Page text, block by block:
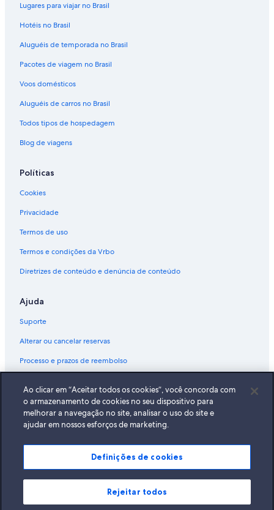
Lugares para viajar no Brasil
Hotéis no Brasil
Aluguéis de temporada no Brasil
Pacotes de viagem no Brasil
Voos domésticos
Aluguéis de carros no Brasil
Todos tipos de hospedagem
Blog de viagens
Políticas
Cookies
Privacidade
Termos de uso
Termos e condições da Vrbo
Diretrizes de conteúdo e denúncia de conteúdo
Ajuda
Suporte
Alterar ou cancelar reservas
Processo e prazos de reembolso
Documentos para viagens internacionais
A Expedia, Inc. não se responsabiliza pelo conteúdo dos sites externos.
© 2026 Expedia, Inc., uma empresa do Expedia Group. Todos os direitos
reservados Expedia e o logotipo da Expedia são marcas registradas da
Ao clicar em “Aceitar todos os cookies”, você concorda com
o armazenamento de cookies no seu dispositivo para
melhorar a navegação no site, analisar o uso do site e
ajudar em nossos esforços de marketing.
Definições de cookies
Rejeitar todos